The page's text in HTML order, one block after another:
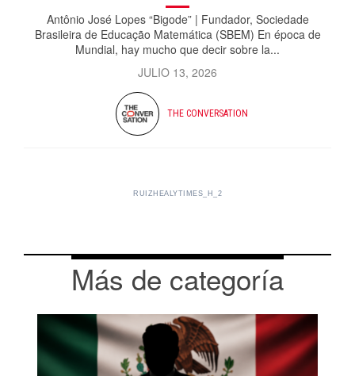
Antônio José Lopes “Bigode” | Fundador, Sociedade
Brasileira de Educação Matemática (SBEM) En época de
Mundial, hay mucho que decir sobre la...
JULIO 13, 2026
THE CONVERSATION
RUIZHEALYTIMES_H_2
Más de categoría